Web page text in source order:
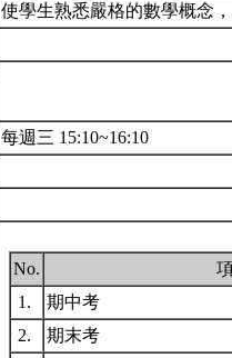
使學生熟悉嚴格的數學概念
每週三 15:10~16:10
No.
1.
期中考
2.
期末考